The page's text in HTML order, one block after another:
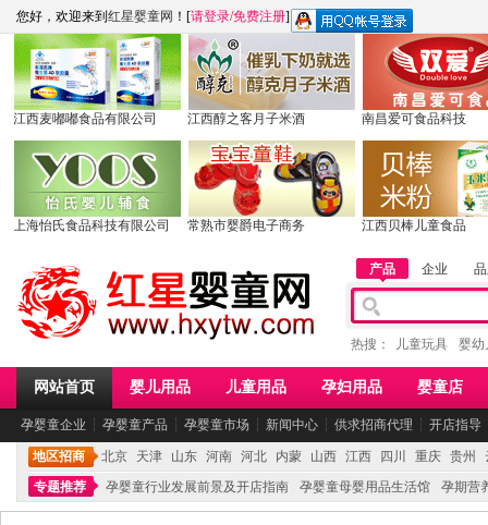
您好，欢迎来到 红星婴童网 ！[请登录/免费注册]
江西麦嘟嘟食品有限公司 江西醇之客月子米酒 南昌爱可食品科技
上海怡氏食品科技有限公司 常熟市婴爵电子商务 江西贝棒儿童食品
产品 企业
热搜： 儿童玩具 婴幼
网站首页 婴儿用品 儿童用品 孕妇用品 婴童店
孕婴童企业 ┆ 孕婴童产品 ┆ 孕婴童市场 ┆ 新闻中心 ┆ 供求招商代理 ┆ 开店指导
地区招商 北京 天津 山东 河南 河北 内蒙 山西 江西 四川 重庆 贵州
专题推荐
孕婴童行业发展前景及开店指南 孕婴童母婴用品生活馆 孕期营